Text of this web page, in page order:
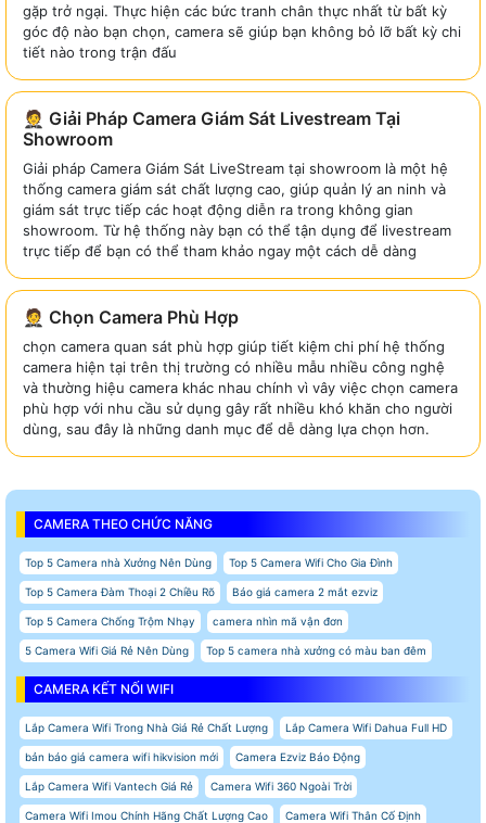
gặp trở ngại. Thực hiện các bức tranh chân thực nhất từ bất kỳ
góc độ nào bạn chọn, camera sẽ giúp bạn không bỏ lỡ bất kỳ chi
tiết nào trong trận đấu
🤵 Giải Pháp Camera Giám Sát Livestream Tại
Showroom
Giải pháp Camera Giám Sát LiveStream tại showroom là một hệ
thống camera giám sát chất lượng cao, giúp quản lý an ninh và
giám sát trực tiếp các hoạt động diễn ra trong không gian
showroom. Từ hệ thống này bạn có thể tận dụng để livestream
trực tiếp để bạn có thể tham khảo ngay một cách dễ dàng
🤵 Chọn Camera Phù Hợp
chọn camera quan sát phù hợp giúp tiết kiệm chi phí hệ thống
camera hiện tại trên thị trường có nhiều mẫu nhiều công nghệ
và thường hiệu camera khác nhau chính vì vây việc chọn camera
phù hợp với nhu cầu sử dụng gây rất nhiều khó khăn cho người
dùng, sau đây là những danh mục để dễ dàng lựa chọn hơn.
CAMERA THEO CHỨC NĂNG
Top 5 Camera nhà Xưởng Nên Dùng Top 5 Camera Wifi Cho Gia Đình
Top 5 Camera Đàm Thoại 2 Chiều Rõ Báo giá camera 2 mắt ezviz
Top 5 Camera Chống Trộm Nhạy camera nhìn mã vận đơn
5 Camera Wifi Giá Rẻ Nên Dùng Top 5 camera nhà xưởng có màu ban đêm
CAMERA KẾT NỐI WIFI
Lắp Camera Wifi Trong Nhà Giá Rẻ Chất Lượng Lắp Camera Wifi Dahua Full HD
bản báo giá camera wifi hikvision mới Camera Ezviz Báo Động
Lắp Camera Wifi Vantech Giá Rẻ Camera Wifi 360 Ngoài Trời
Camera Wifi Imou Chính Hãng Chất Lượng Cao Camera Wifi Thân Cố Định